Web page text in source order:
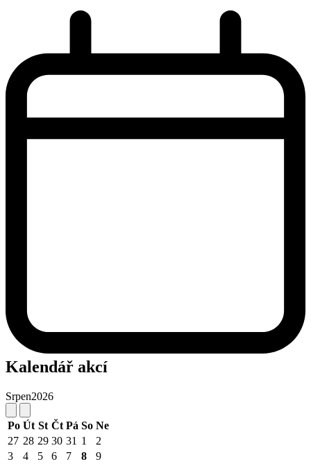
Kalendář akcí
Srpen2026
Po Út St Čt Pá So Ne
27 28 29 30 31 1
2
3
4 5 6 7 8
9